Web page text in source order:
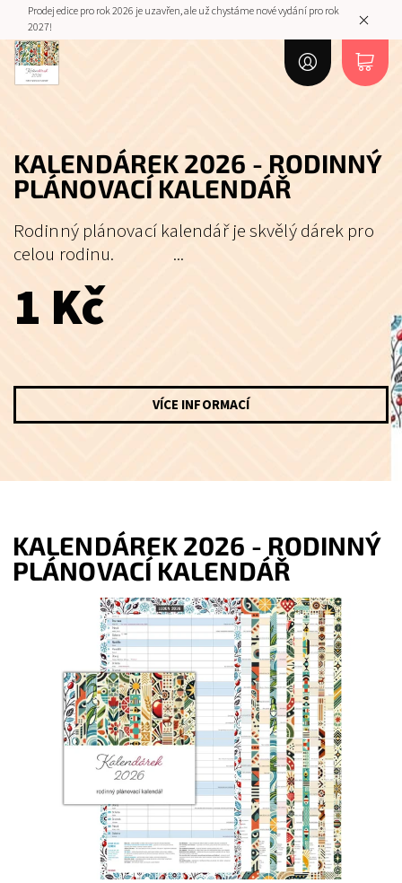
Prodej edice pro rok 2026 je uzavřen, ale už chystáme nové vydání pro rok
2027!
KALENDÁREK 2026 - RODINNÝ
PLÁNOVACÍ KALENDÁŘ
Rodinný plánovací kalendář je skvělý dárek pro
celou rodinu. ...
1 Kč
VÍCE INFORMACÍ
KALENDÁREK 2026 - RODINNÝ
PLÁNOVACÍ KALENDÁŘ